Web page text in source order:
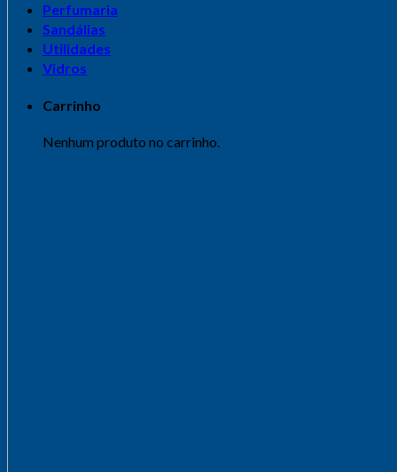
Perfumaria
Sandálias
Utilidades
Vidros
Carrinho
Nenhum produto no carrinho.